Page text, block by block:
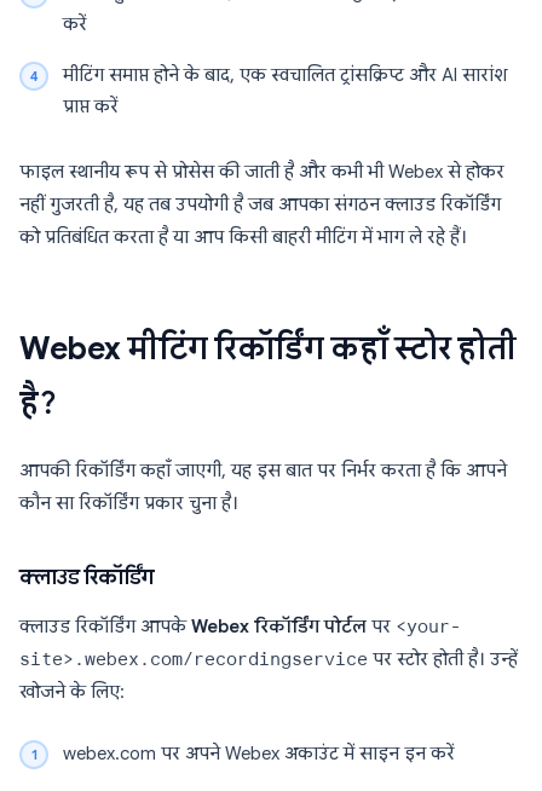
करें
मीटिंग समाप्त होने के बाद, एक स्वचालित ट्रांसक्रिप्ट और AI सारांश
प्राप्त करें
फाइल स्थानीय रूप से प्रोसेस की जाती है और कभी भी Webex से होकर
नहीं गुजरती है, यह तब उपयोगी है जब आपका संगठन क्लाउड रिकॉर्डिंग
को प्रतिबंधित करता है या आप किसी बाहरी मीटिंग में भाग ले रहे हैं।
Webex मीटिंग रिकॉर्डिंग कहाँ स्टोर होती
है?
आपकी रिकॉर्डिंग कहाँ जाएगी, यह इस बात पर निर्भर करता है कि आपने
कौन सा रिकॉर्डिंग प्रकार चुना है।
क्लाउड रिकॉर्डिंग
क्लाउड रिकॉर्डिंग आपकेWebex रिकॉर्डिंग पोर्टल पर <your-
site>.webex.com/recordingservice पर स्टोर होती है। उन्हें
खोजने के लिए:
webex.com पर अपने Webex अकाउंट में साइन इन करें